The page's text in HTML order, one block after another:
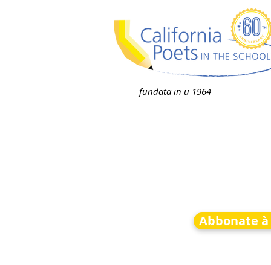
fundata in u 1964
Abbonate